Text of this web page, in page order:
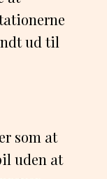
ud til
som at
uden at